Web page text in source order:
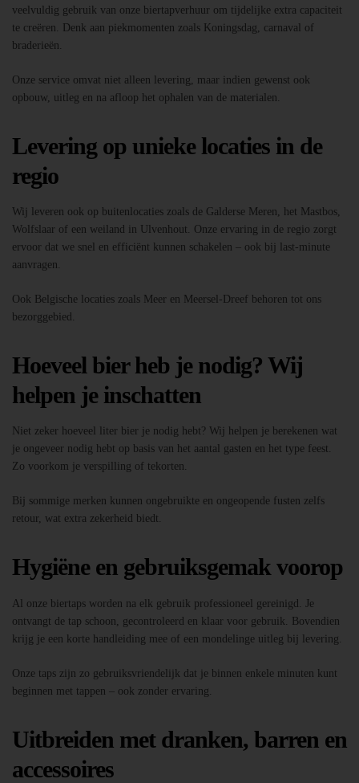
veelvuldig gebruik van onze biertapverhuur om tijdelijke extra capaciteit
te creëren. Denk aan piekmomenten zoals Koningsdag, carnaval of
braderieën.
Onze service omvat niet alleen levering, maar indien gewenst ook
opbouw, uitleg en na afloop het ophalen van de materialen.
Levering op unieke locaties in de
regio
Wij leveren ook op buitenlocaties zoals de Galderse Meren, het Mastbos,
Wolfslaar of een weiland in Ulvenhout. Onze ervaring in de regio zorgt
ervoor dat we snel en efficiënt kunnen schakelen – ook bij last-minute
aanvragen.
Ook Belgische locaties zoals Meer en Meersel-Dreef behoren tot ons
bezorggebied.
Hoeveel bier heb je nodig? Wij
helpen je inschatten
Niet zeker hoeveel liter bier je nodig hebt? Wij helpen je berekenen wat
je ongeveer nodig hebt op basis van het aantal gasten en het type feest.
Zo voorkom je verspilling of tekorten.
Bij sommige merken kunnen ongebruikte en ongeopende fusten zelfs
retour, wat extra zekerheid biedt.
Hygiëne en gebruiksgemak voorop
Al onze biertaps worden na elk gebruik professioneel gereinigd. Je
ontvangt de tap schoon, gecontroleerd en klaar voor gebruik. Bovendien
krijg je een korte handleiding mee of een mondelinge uitleg bij levering.
Onze taps zijn zo gebruiksvriendelijk dat je binnen enkele minuten kunt
beginnen met tappen – ook zonder ervaring.
Uitbreiden met dranken, barren en
accessoires